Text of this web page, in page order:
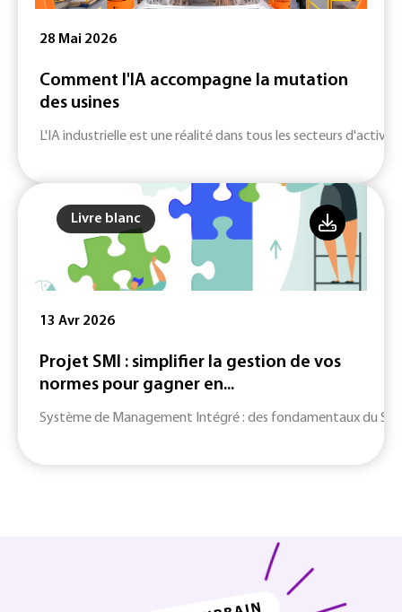
28 Mai 2026
Comment l'IA accompagne la mutation
des usines
L'IA industrielle est une réalité dans tous les secteurs
Livre blanc
13 Avr 2026
Projet SMI : simplifier la gestion de vos
normes pour gagner en...
Système de Management Intégré : des fondamentaux du